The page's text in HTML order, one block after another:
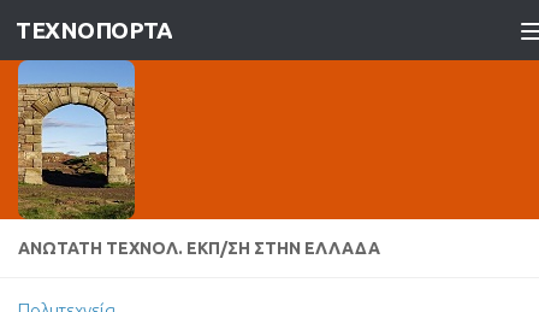
Skip to content
ΤΕΧΝΟΠΟΡΤΑ
ΑΝΏΤΑΤΗ ΤΕΧΝΟΛ. ΕΚΠ/ΣΗ ΣΤΗΝ ΕΛΛΆΔΑ